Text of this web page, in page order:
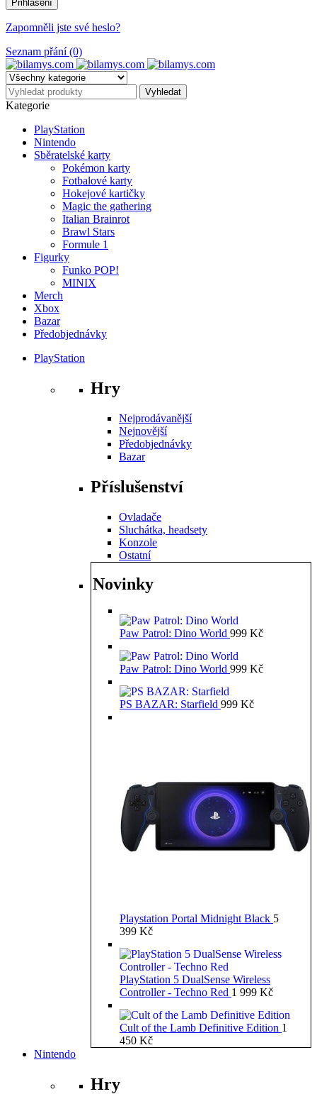
Zapomněli jste své heslo?
Seznam přání (0)
Kategorie
PlayStation
Nintendo
Sběratelské karty
Pokémon karty
Fotbalové karty
Hokejové kartičky
Magic the gathering
Italian Brainrot
Brawl Stars
Formule 1
Figurky
Funko POP!
MINIX
Merch
Xbox
Bazar
Předobjednávky
PlayStation
Hry
Nejprodávanější
Nejnovější
Předobjednávky
Bazar
Příslušenství
Ovladače
Sluchátka, headsety
Konzole
Ostatní
Novinky
Paw Patrol: Dino World 999 Kč
Paw Patrol: Dino World 999 Kč
PS BAZAR: Starfield 999 Kč
Playstation Portal Midnight Black 5
399 Kč
PlayStation 5 DualSense Wireless
Controller - Techno Red 1 999 Kč
Cult of the Lamb Definitive Edition 1
450 Kč
Nintendo
Hry